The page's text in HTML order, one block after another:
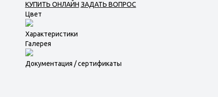
КУПИТЬ ОНЛАЙН ЗАДАТЬ ВОПРОС
Цвет
Характеристики
Галерея
Документация / сертификаты